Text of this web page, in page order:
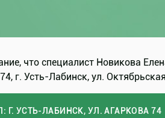
что специалист Новикова
г. Усть-Лабинск, ул.
Г. УСТЬ-ЛАБИНСК, УЛ. АГАРКОВА 74